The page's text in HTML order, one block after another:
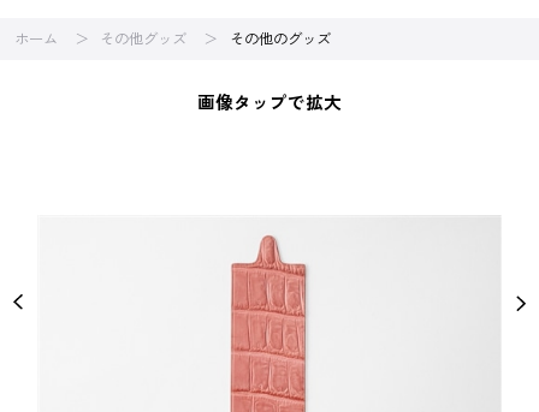
ホーム その他グッズ その他のグッズ
画像タップで拡大